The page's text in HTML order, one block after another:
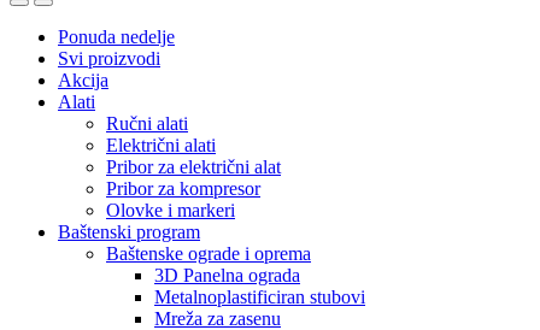
Ponuda nedelje
Svi proizvodi
Akcija
Alati
Ručni alati
Električni alati
Pribor za električni alat
Pribor za kompresor
Olovke i markeri
Baštenski program
Baštenske ograde i oprema
3D Panelna ograda
Metalnoplastificiran stubovi
Mreža za zasenu